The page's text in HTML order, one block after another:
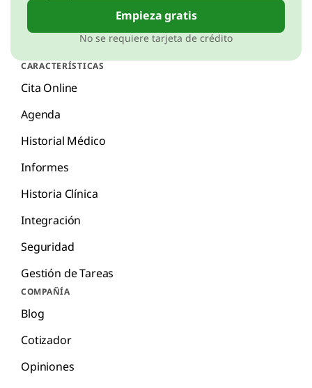
CARACTERÍSTICAS
Cita Online
Agenda
Historial Médico
Informes
Historia Clínica
Integración
Seguridad
Gestión de Tareas
COMPAÑÍA
Blog
Cotizador
Opiniones
Empieza gratis
No se requiere tarjeta de crédito